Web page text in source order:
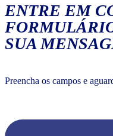
ENTRE EM
SUA
Preencha os campos e